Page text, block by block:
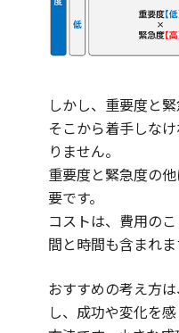
しかし、重要度と
そこから着手しな
りません。
重要度と緊急度の
要です。
コストは、費用の
間と時間も含まれま
おすすめの考え方
し、成功や変化を